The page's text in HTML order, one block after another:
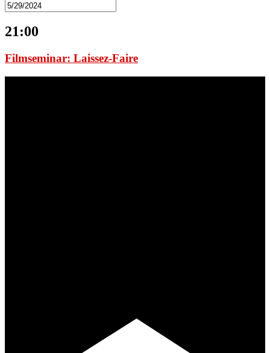
21:00
Filmseminar: Laissez-Faire